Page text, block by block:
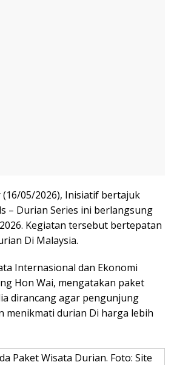
05/2026), Inisiatif bertajuk
– Durian Series ini berlangsung
Kegiatan tersebut bertepatan
Di Malaysia.
Internasional dan Ekonomi
Hon Wai, mengatakan paket
dirancang agar pengunjung
menikmati durian Di harga lebih
Paket Wisata Durian. Foto: Site